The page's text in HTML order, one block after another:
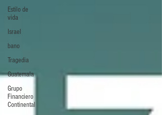
Estilo de
vida
Israel
bano
Tragedia
Guatemala
Grupo
Financiero
Continental